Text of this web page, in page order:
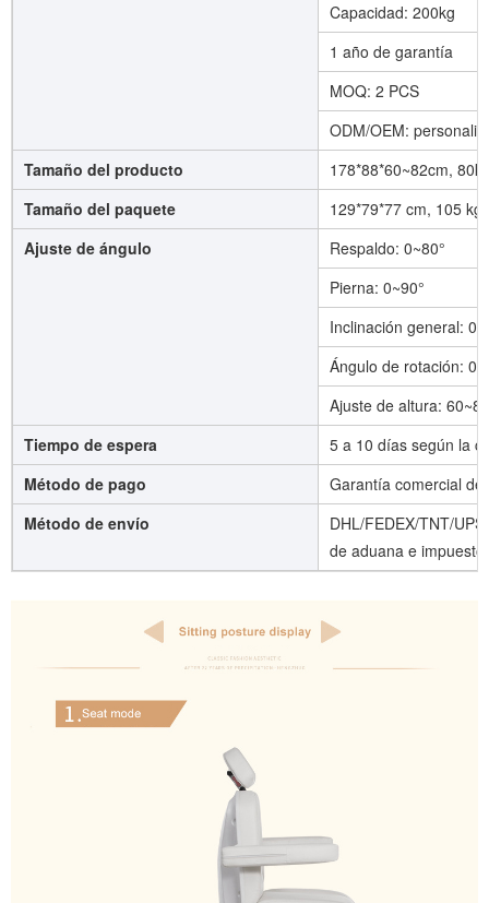
Capacidad: 200kg
1 año de garantía
MOQ: 2 PCS
ODM/OEM:
Tamaño del producto
178*88*60~82cm,
Tamaño del paquete
129*79*77 cm, 105 kg
Ajuste de ángulo
Respaldo: 0~80°
Pierna: 0~90°
Inclinación general:
Ángulo de rotación:
Ajuste de altura:
Tiempo de espera
5 a 10 días según la
Método de pago
Garantía comercial
Método de envío
DHL/FEDEX/TNT/
de aduana e